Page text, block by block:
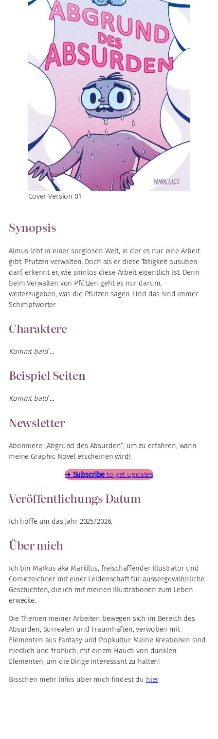
Cover Version 01
Synopsis
Almus lebt in einer sorglosen Welt, in der es nur eine Arbeit
gibt: Pfützen verwalten. Doch als er diese Tätigkeit ausüben
darf, erkennt er, wie sinnlos diese Arbeit eigentlich ist. Denn
beim Verwalten von Pfützen geht es nur darum,
weiterzugeben, was die Pfützen sagen. Und das sind immer
Schimpfwörter
Charaktere
Kommt bald …
Beispiel Seiten
Kommt bald …
Newsletter
Abonniere „Abgrund des Absurden“, um zu erfahren, wann
meine Graphic Novel erscheinen wird!
➜ Subscribe to get updates
Veröffentlichungs Datum
Ich hoffe um das Jahr 2025/2026.
Über mich
Ich bin Markus aka Markilus, freischaffender Illustrator und
Comiczeichner mit einer Leidenschaft für aussergewöhnliche
Geschichten, die ich mit meinen Illustrationen zum Leben
erwecke.
Die Themen meiner Arbeiten bewegen sich im Bereich des
Absurden, Surrealen und Traumhaften, verwoben mit
Elementen aus Fantasy und Popkultur. Meine Kreationen sind
niedlich und fröhlich, mit einem Hauch von dunklen
Elementen, um die Dinge interessant zu halten!
Bisschen mehr Infos über mich findest du hier.